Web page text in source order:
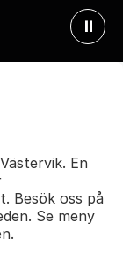
⏸
En
Besök oss på
Se meny